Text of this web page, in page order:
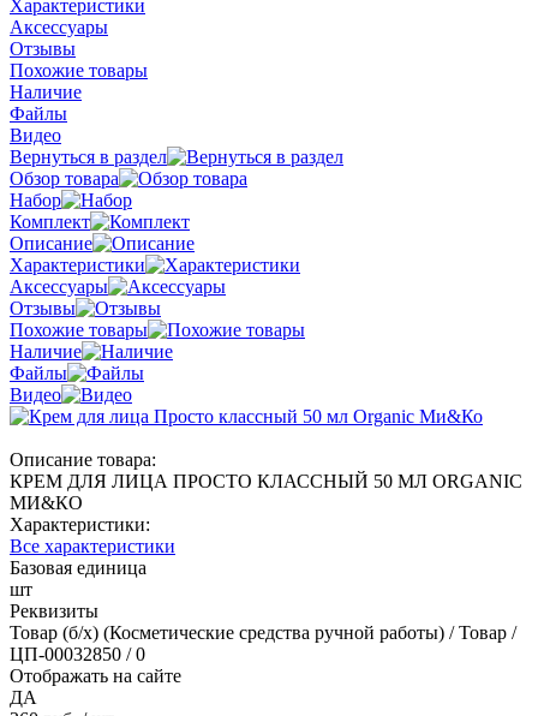
Характеристики
Аксессуары
Отзывы
Похожие товары
Наличие
Файлы
Видео
Вернуться в раздел
Обзор товара
Набор
Комплект
Описание
Характеристики
Аксессуары
Отзывы
Похожие товары
Наличие
Файлы
Видео
Описание товара:
КРЕМ ДЛЯ ЛИЦА ПРОСТО КЛАССНЫЙ 50 МЛ ORGANIC
МИ&КО
Характеристики:
Все характеристики
Базовая единица
шт
Реквизиты
Товар (б/х) (Косметические средства ручной работы) / Товар /
ЦП-00032850 / 0
Отображать на сайте
ДА